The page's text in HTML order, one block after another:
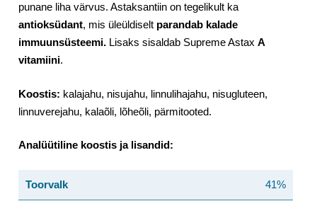
punane liha värvus. Astaksantiin on tegelikult ka
antioksüdant, mis üleüldiselt parandab kalade
immuunsüsteemi.Lisaks sisaldab Supreme Astax A
vitamiini.
Koostis: kalajahu, nisujahu, linnulihajahu, nisugluteen,
linnuverejahu, kalaõli, lõheõli, pärmitooted.
Analüütiline koostis ja lisandid:
Toorvalk 41%